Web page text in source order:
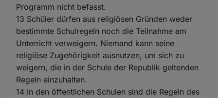
Programm nicht befasst.
13 Schüler dürfen aus religiösen Gründen weder
bestimmte Schulregeln noch die Teilnahme am
Unterricht verweigern. Niemand kann seine
religiöse Zugehörigkeit ausnutzen, um sich zu
weigern, die in der Schule der Republik geltenden
Regeln einzuhalten.
14 In den öffentlichen Schulen sind die Regeln des